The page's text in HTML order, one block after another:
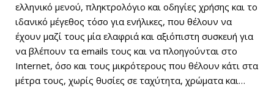
ελληνικό μενού, πληκτρολόγιο και οδηγίες χρήσης και το
ιδανικό μέγεθος τόσο για ενήλικες, που θέλουν να
έχουν μαζί τους μία ελαφριά και αξιόπιστη συσκευή για
να βλέπουν τα emails τους και να πλοηγούνται στο
Internet, όσο και τους μικρότερους που θέλουν κάτι στα
μέτρα τους, χωρίς θυσίες σε ταχύτητα, χρώματα και…